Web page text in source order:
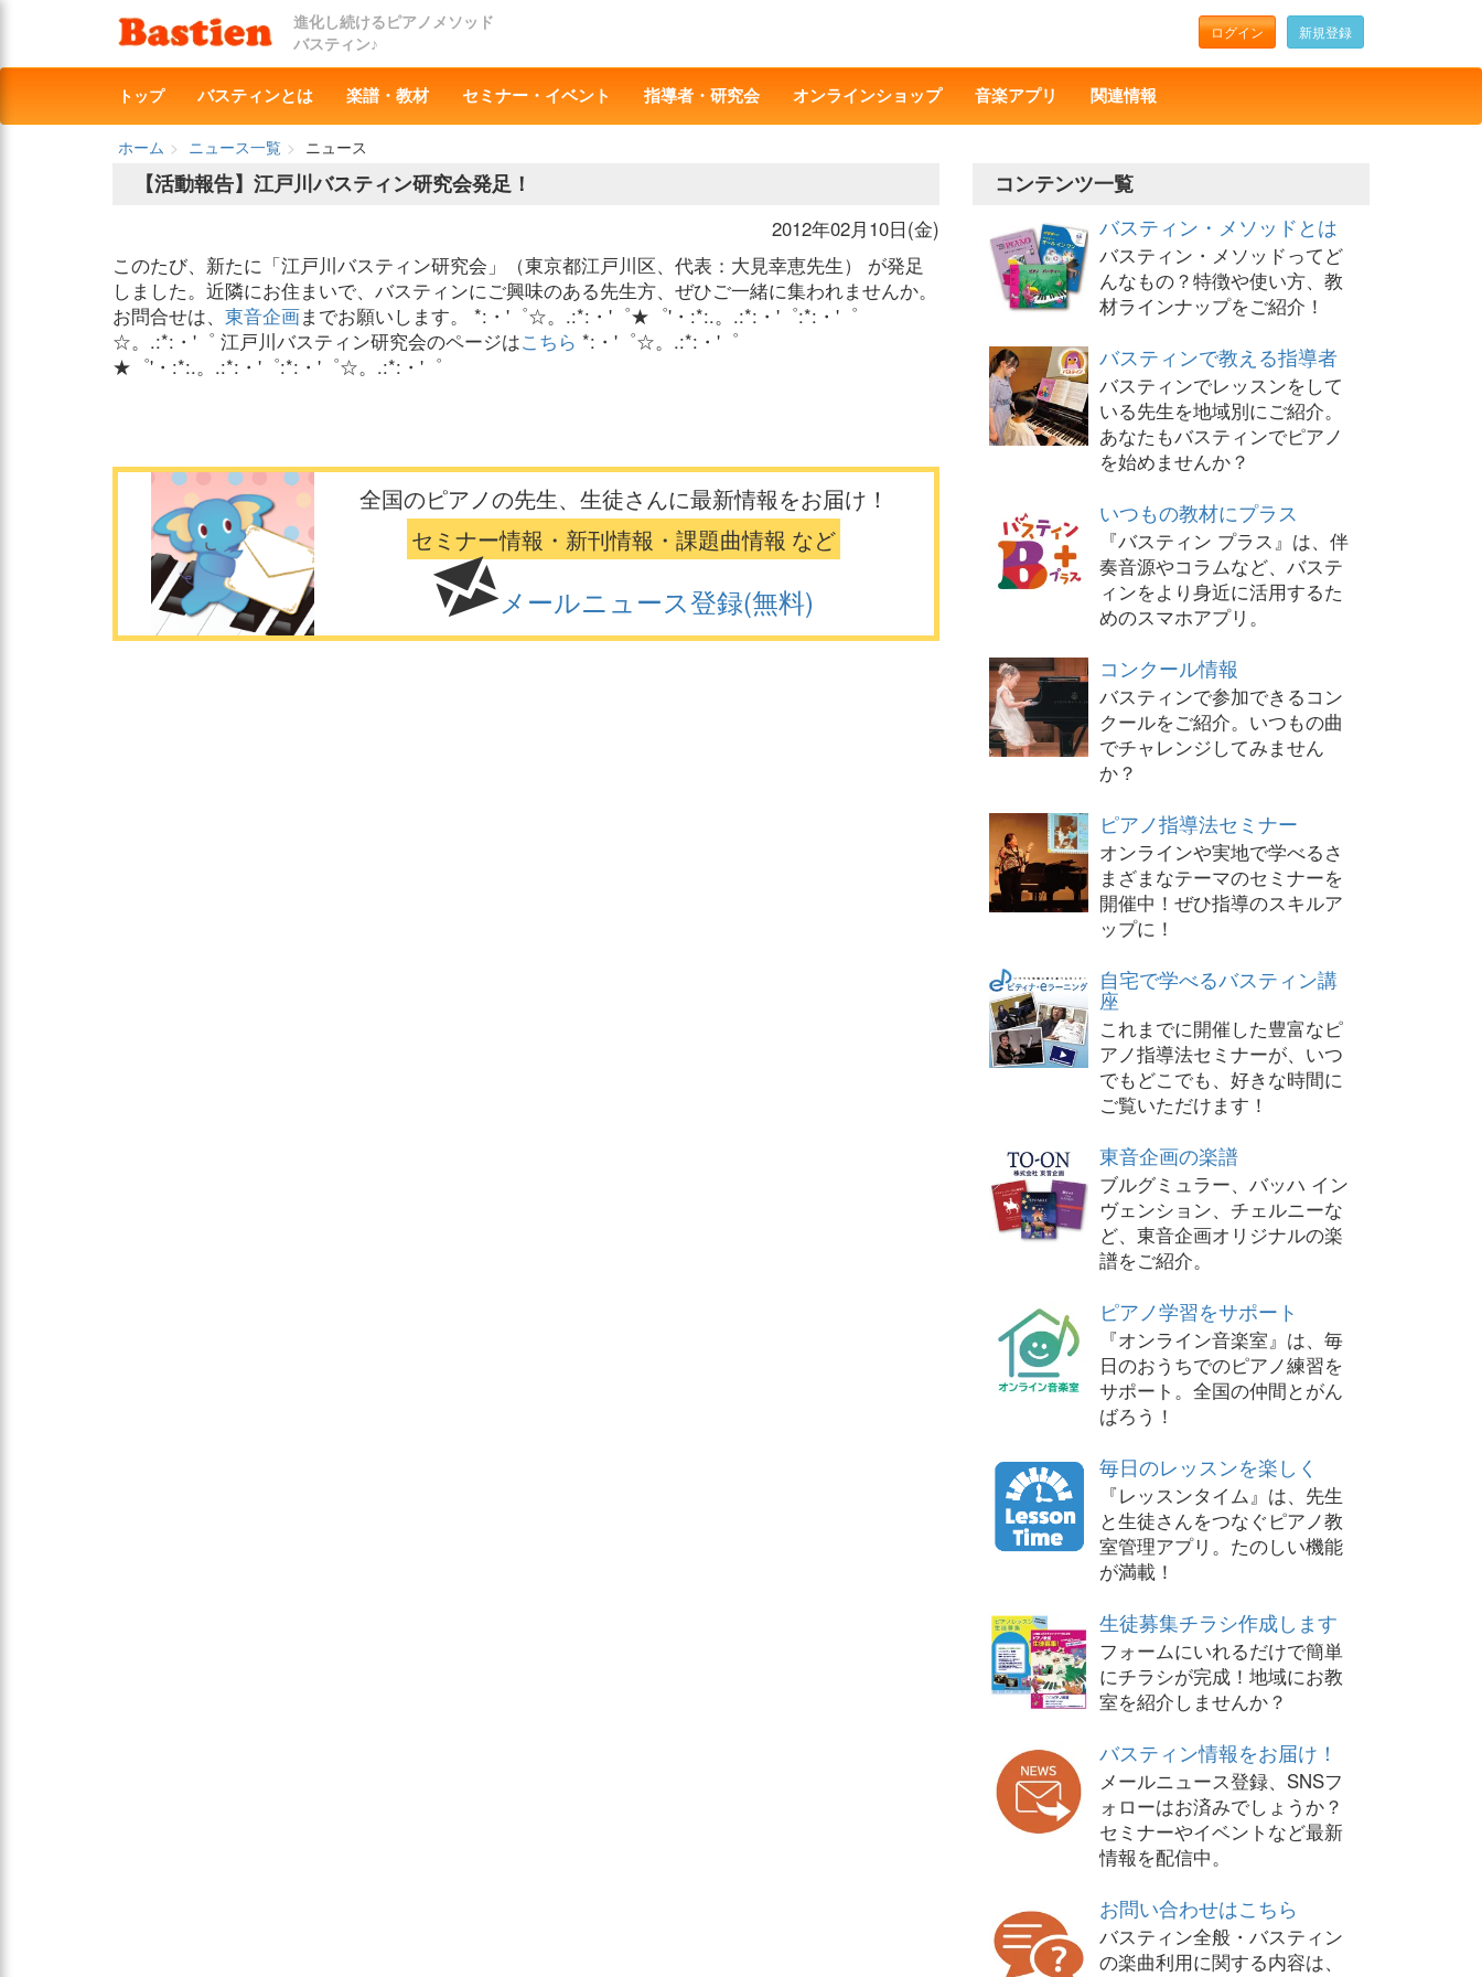
進化し続けるピアノメソッド
バスティン♪
ログイン 新規登録
トップ バスティンとは 楽譜・教材 セミナー・イベント 指導者・研究会 オンラインショップ 音楽アプリ 関連情報
ホーム ニュース一覧
ニュース
【活動報告】江戸川バスティン研究会発足！
2012年02月10日(金)
このたび、新たに「江戸川バスティン研究会」（東京都江戸川区、代表：大見幸恵先生） が発足
しました。近隣にお住まいで、バスティンにご興味のある先生方、ぜひご一緒に集われませんか。
お問合せは、 東音企画までお願いします。 *:・'゜☆。.:*:・'゜★゜'・:*:.。.:*:・'゜:*:・'゜
☆。.:*:・'゜ 江戸川バスティン研究会のページはこちら *:・'゜☆。.:*:・'゜
★゜'・:*:.。.:*:・'゜:*:・'゜☆。.:*:・'゜
全国のピアノの先生、生徒さんに最新情報をお届け！
セミナー情報・新刊情報・課題曲情報 など
メールニュース登録(無料)
コンテンツ一覧
バスティン・メソッドとは
バスティン・メソッドってど
んなもの？特徴や使い方、教
材ラインナップをご紹介！
バスティンで教える指導者
バスティンでレッスンをして
いる先生を地域別にご紹介。
あなたもバスティンでピアノ
を始めませんか？
いつもの教材にプラス
『バスティン プラス』は、伴
奏音源やコラムなど、バステ
ィンをより身近に活用するた
めのスマホアプリ。
コンクール情報
バスティンで参加できるコン
クールをご紹介。いつもの曲
でチャレンジしてみません
か？
ピアノ指導法セミナー
オンラインや実地で学べるさ
まざまなテーマのセミナーを
開催中！ぜひ指導のスキルア
ップに！
自宅で学べるバスティン講
座
これまでに開催した豊富なピ
アノ指導法セミナーが、いつ
でもどこでも、好きな時間に
ご覧いただけます！
東音企画の楽譜
ブルグミュラー、バッハ イン
ヴェンション、チェルニーな
ど、東音企画オリジナルの楽
譜をご紹介。
ピアノ学習をサポート
『オンライン音楽室』は、毎
日のおうちでのピアノ練習を
サポート。全国の仲間とがん
ばろう！
毎日のレッスンを楽しく
『レッスンタイム』は、先生
と生徒さんをつなぐピアノ教
室管理アプリ。たのしい機能
が満載！
生徒募集チラシ作成します
フォームにいれるだけで簡単
にチラシが完成！地域にお教
室を紹介しませんか？
バスティン情報をお届け！
メールニュース登録、SNSフ
ォローはお済みでしょうか？
セミナーやイベントなど最新
情報を配信中。
お問い合わせはこちら
バスティン全般・バスティン
の楽曲利用に関する内容は、